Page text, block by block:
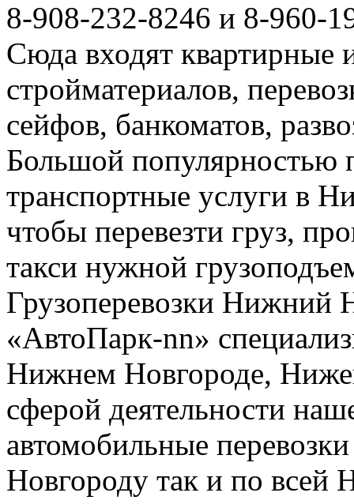
8-908-232-8246 и 8-960-
Сюда входят квартирные
стройматериалов,
сейфов, банкоматов,
Большой популярностью
транспортные услуги в
чтобы перевезти груз,
такси нужной
Грузоперевозки Нижний
«АвтоПарк-nn»
Нижнем Новгороде,
сферой деятельности
автомобильные
Новгороду так и по всей